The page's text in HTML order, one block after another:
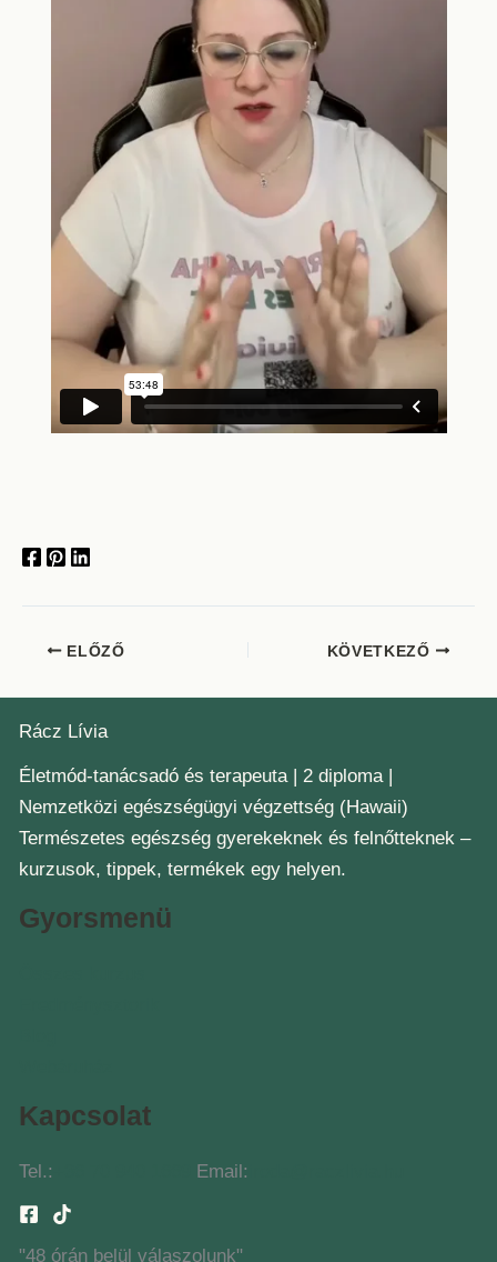
ELŐZŐ KÖVETKEZŐ
Rácz Lívia
Életmód-tanácsadó és terapeuta | 2 diploma |
Nemzetközi egészségügyi végzettség (Hawaii)
Természetes egészség gyerekeknek és felnőtteknek –
kurzusok, tippek, termékek egy helyen.
Gyorsmenü
Kapcsolat
Tel.: Email:
"48 órán belül válaszolunk"